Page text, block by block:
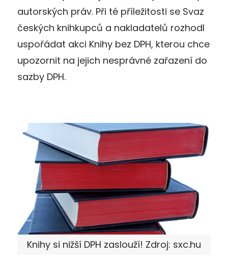
autorských práv. Při té příležitosti se Svaz
českých knihkupců a nakladatelů rozhodl
uspořádat akci Knihy bez DPH, kterou chce
upozornit na jejich nesprávné zařazení do
sazby DPH.
Knihy si nižší DPH zaslouží! Zdroj: sxc.hu